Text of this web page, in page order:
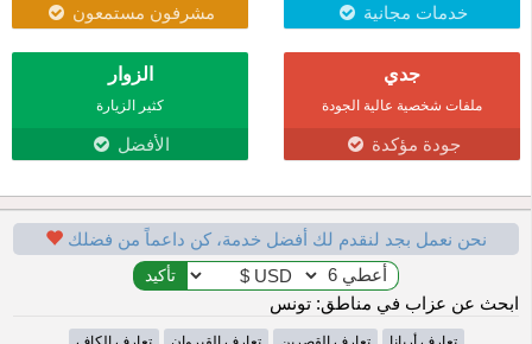
خدمات مجانية مشرفون مستمعون
جدي
ملفات شخصية عالية الجودة
جودة مؤكدة
الزوار
كثير الزيارة
الأفضل
نحن نعمل بجد لنقدم لك أفضل خدمة، كن داعماً من فضلك
ابحث عن عزاب في مناطق: تونس